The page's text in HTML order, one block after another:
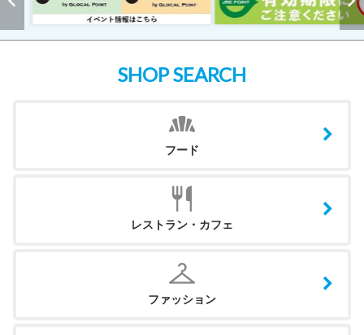
SHOP SEARCH
フード
レストラン・カフェ
ファッション